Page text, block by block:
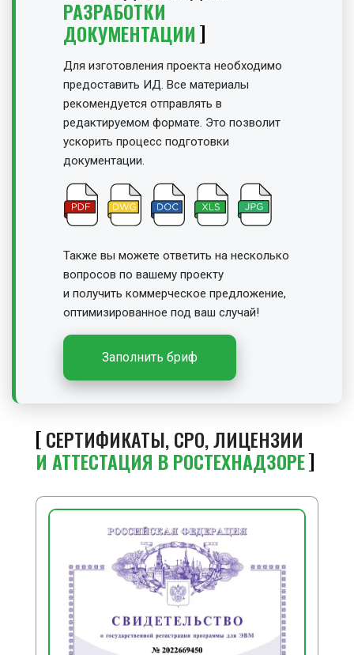
РАЗРАБОТКИ
ДОКУМЕНТАЦИИ
Для изготовления проекта необходимо
предоставить ИД. Все материалы
рекомендуется отправлять в
редактируемом формате. Это позволит
ускорить процесс подготовки
документации.
Также вы можете ответить на несколько
вопросов по вашему проекту
и получить коммерческое предложение,
оптимизированное под ваш случай!
Заполнить бриф
СЕРТИФИКАТЫ, СРО, ЛИЦЕНЗИИ
И АТТЕСТАЦИЯ В РОСТЕХНАДЗОРЕ